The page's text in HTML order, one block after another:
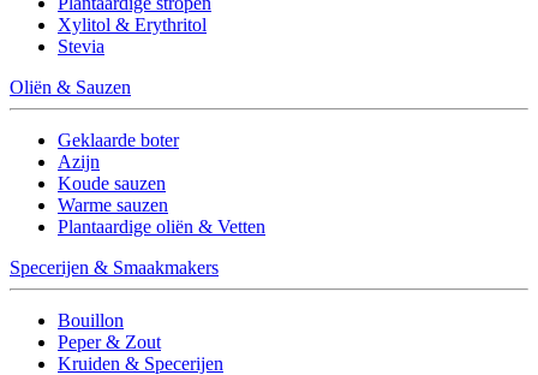
Xylitol & Erythritol
Stevia
Oliën & Sauzen
Geklaarde boter
Azijn
Koude sauzen
Warme sauzen
Plantaardige oliën & Vetten
Specerijen & Smaakmakers
Bouillon
Peper & Zout
Kruiden & Specerijen